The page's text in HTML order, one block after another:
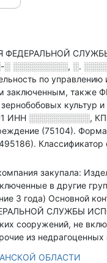
ФЕДЕРАЛЬНОЙ
░░░░░░░░░, ░.
по
заключенным, также
культур и
ИНН ░░░░░░░░░░,
(75104). Форма
Классификатор
закупала:
в другие
3 года) Основной
СЛУЖБЫ
сооружений, не
из
ОБЛАСТИ